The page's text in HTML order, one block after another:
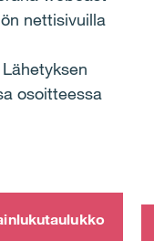
nettisivuilla
osoitteessa